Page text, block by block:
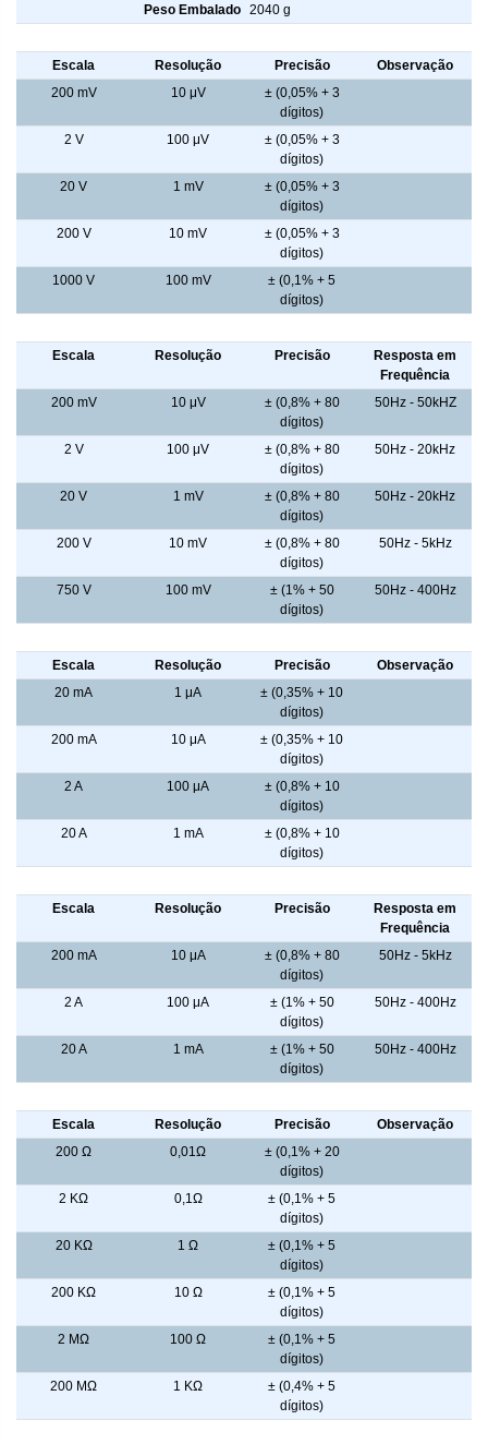
Peso Embalado 2040 g
Escala
Resolução Precisão
Observação
200 mV
10 μV
± (0,05% + 3
dígitos)
2 V
100 μV
± (0,05% + 3
dígitos)
20 V
1 mV
± (0,05% + 3
dígitos)
200 V
10 mV
± (0,05% + 3
dígitos)
1000 V
100 mV
± (0,1% + 5
dígitos)
Escala
Resolução Precisão
Resposta em
Frequência
200 mV
10 μV
± (0,8% + 80
dígitos)
50Hz - 50kHZ
2 V 100 μV
± (0,8% + 80
dígitos)
50Hz - 20kHz
20 V 1 mV
± (0,8% + 80
dígitos)
50Hz - 20kHz
200 V 10 mV
± (0,8% + 80
dígitos)
50Hz - 5kHz
750 V 100 mV
± (1% + 50
dígitos)
50Hz - 400Hz
Escala
Resolução Precisão
Observação
20 mA
1 μA
± (0,35% + 10
dígitos)
200 mA
10 μA
± (0,35% + 10
dígitos)
2 A
100 μA
± (0,8% + 10
dígitos)
20 A
1 mA
± (0,8% + 10
dígitos)
Escala
Resolução Precisão
Resposta em
Frequência
200 mA
10 μA
± (0,8% + 80
dígitos)
50Hz - 5kHz
2 A 100 μA
± (1% + 50
dígitos)
50Hz - 400Hz
20 A 1 mA
± (1% + 50
dígitos)
50Hz - 400Hz
Escala
Resolução Precisão
Observação
200 Ω
0,01Ω
± (0,1% + 20
dígitos)
2 KΩ
0,1Ω
± (0,1% + 5
dígitos)
20 KΩ
1 Ω
± (0,1% + 5
dígitos)
200 KΩ
10 Ω
± (0,1% + 5
dígitos)
2 MΩ
100 Ω
± (0,1% + 5
dígitos)
200 MΩ
1 KΩ
± (0,4% + 5
dígitos)